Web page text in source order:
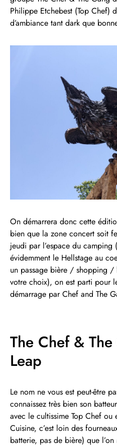
Philippe Etchebest (Top Chef)
d’ambiance tant dark que
On démarrera donc cette
bien que la zone concert soit
jeudi par l’espace du
évidemment le Hellstage au
un passage bière / shopping /
votre choix), on est parti pour
démarrage par Chef and The
The Chef &
Leap
Le nom ne vous est peut-être
connaissez très bien son
avec le cultissime Top Chef ou
Cuisine, c’est loin des
batterie, pas de bière) que